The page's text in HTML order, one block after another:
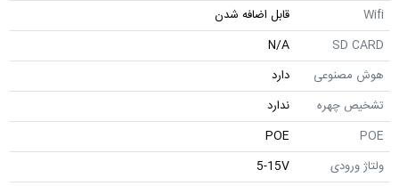
Wifi
قابل اضافه شدن
SD CARD
N/A
هوش مصنوعی
دارد
تشخیص چهره
ندارد
POE
POE
ولتاژ ورودی
5-15V